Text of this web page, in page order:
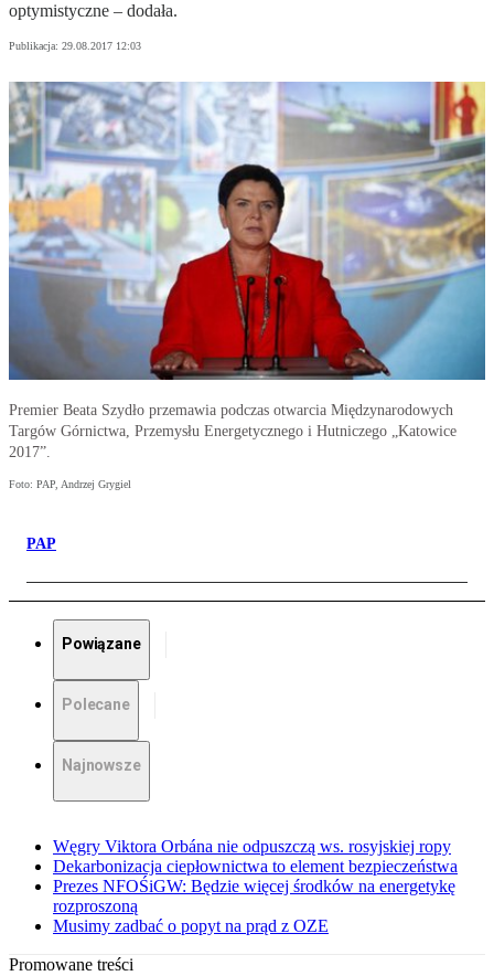
optymistyczne – dodała.
Publikacja: 29.08.2017 12:03
Premier Beata Szydło przemawia podczas otwarcia Międzynarodowych
Targów Górnictwa, Przemysłu Energetycznego i Hutniczego „Katowice
2017”.
Foto: PAP, Andrzej Grygiel
PAP
Powiązane
Polecane
Najnowsze
Węgry Viktora Orbána nie odpuszczą ws. rosyjskiej ropy
Dekarbonizacja ciepłownictwa to element bezpieczeństwa
Prezes NFOŚiGW: Będzie więcej środków na energetykę
rozproszoną
Musimy zadbać o popyt na prąd z OZE
Promowane treści